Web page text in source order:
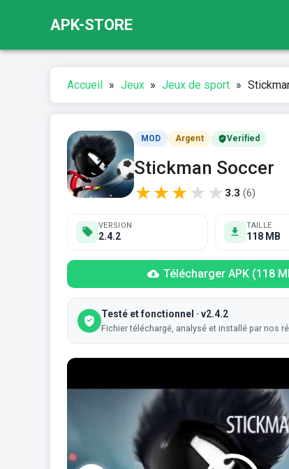
APK-STORE
Accueil » Jeux » Jeux de sport »
MOD Argent Verified
Stickman Soccer
★★★ ★ ★ 3.3 (6)
VERSION
2.4.2
TAILLE
118 MB
Télécharger APK (118
Testé et fonctionnel · v2.4.2
Fichier téléchargé, analysé et installé par nos